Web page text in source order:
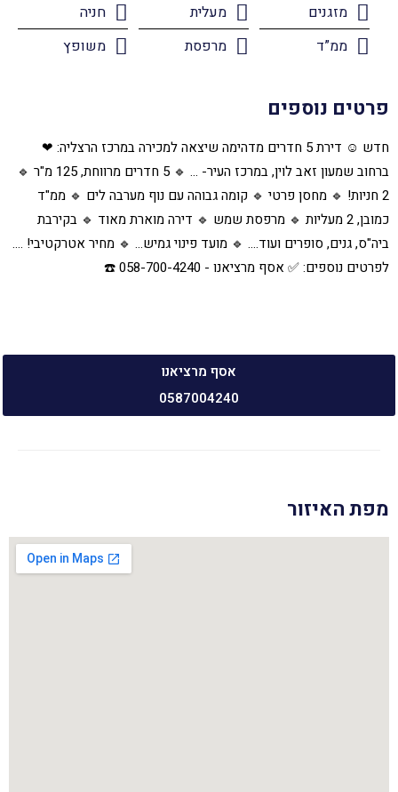
מזגנים מעלית
חניה
ממ”ד
מרפסת משופץ
פרטים נוספים
חדש ☺️ דירת 5 חדרים מדהימה שיצאה למכירה במרכז הרצליה: ❤
ברחוב שמעון זאב לוין, במרכז העיר- ... 🔹 5 חדרים מרווחת, 125 מ"ר 🔹
2 חניות! 🔹 מחסן פרטי 🔹 קומה גבוהה עם נוף מערבה לים 🔹 ממ"ד
כמובן, 2 מעליות 🔹 מרפסת שמש 🔹 דירה מוארת מאוד 🔹 בקירבת
ביה"ס, גנים, סופרים ועוד.... 🔹 מועד פינוי גמיש... 🔹 מחיר אטרקטיבי! ....
לפרטים נוספים: ✅ אסף מרציאנו - 058-700-4240 ☎️
אסף מרציאנו
0587004240
מפת האיזור